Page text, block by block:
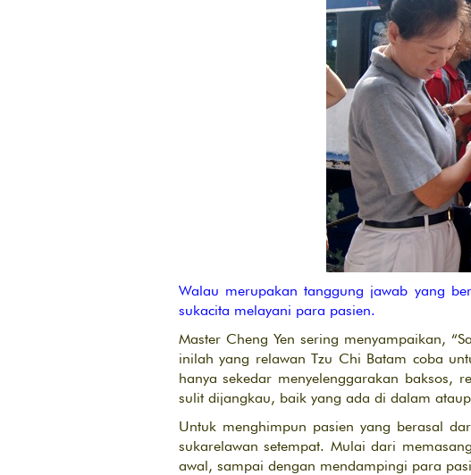
Walau merupakan tanggung jawab yang
sukacita melayani para pasien.
Master Cheng Yen sering menyampaikan,
inilah yang relawan Tzu Chi Batam coba
hanya sekedar menyelenggarakan baksos,
sulit dijangkau, baik yang ada di dalam
Untuk menghimpun pasien yang berasal
sukarelawan setempat. Mulai dari
awal, sampai dengan mendampingi para